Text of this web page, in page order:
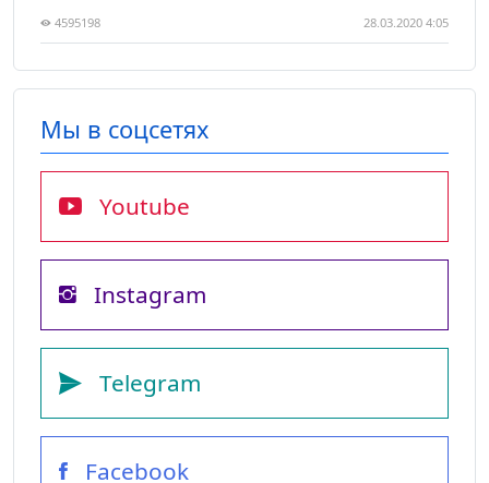
4595198 28.03.2020 4:05
Мы в соцсетях
Youtube
Instagram
Telegram
Facebook